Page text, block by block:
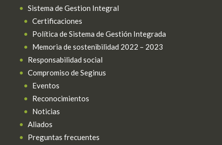
Sistema de Gestion Integral
Certificaciones
Política de Sistema de Gestión Integrada
Memoria de sostenibilidad 2022 – 2023
Responsabilidad social
Compromiso de Seginus
Eventos
Reconocimientos
Noticias
Aliados
Preguntas frecuentes